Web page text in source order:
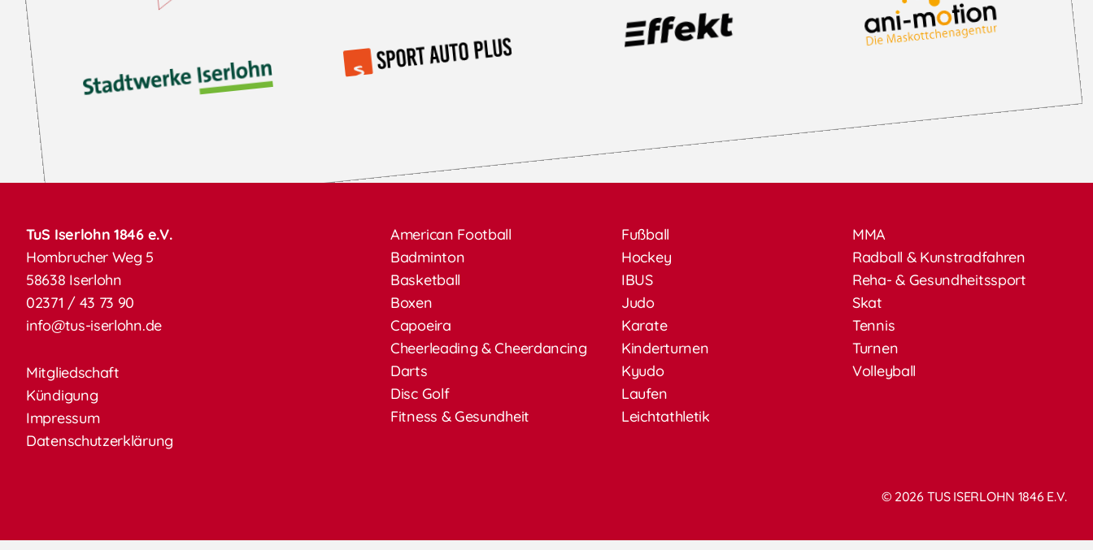
TuS Iserlohn 1846 e.V.
Hombrucher Weg 5
58638 Iserlohn
02371 / 43 73 90
info@tus-iserlohn.de
Mitgliedschaft
Kündigung
Impressum
Datenschutzerklärung
American Football
Badminton
Basketball
Boxen
Capoeira
Cheerleading & Cheerdancing
Darts
Disc Golf
Fitness & Gesundheit
Fußball
Hockey
IBUS
Judo
Karate
Kinderturnen
Kyudo
Laufen
Leichtathletik
MMA
Radball & Kunstradfahren
Reha- & Gesundheitssport
Skat
Tennis
Turnen
Volleyball
© 2026 TUS ISERLOHN 1846 E.V.